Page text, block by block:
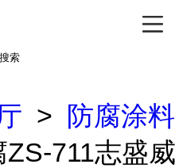
搜索
>
防腐涂料
711志盛威